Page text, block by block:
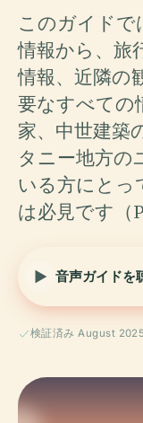
このガイドで
情報から、旅
情報、近隣の
要なすべての
家、中世建築
タニー地方の
いる方にとっ
は必見です（
音声ガイドを
検証済み August 2025